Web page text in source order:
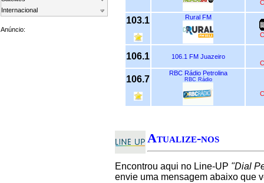
Internacional
Anúncio:
103.1 Rural FM
106.1
106.1 FM Juazeiro
106.7
RBC Rádio Petrolina
RBC Rádio
Atualize-nos
Encontrou aqui no Line-UP "Dial
envie uma mensagem abaixo que